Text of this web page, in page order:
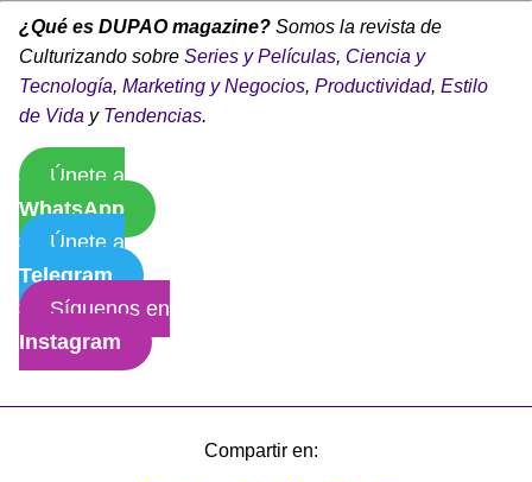
¿Qué es DUPAO magazine? Somos la revista de
Culturizando sobre Series y Películas, Ciencia y
Tecnología, Marketing y Negocios, Productividad, Estilo
de Vida y Tendencias.
Únete a
WhatsApp
Únete a
Telegram
Síguenos en
Instagram
Compartir en: